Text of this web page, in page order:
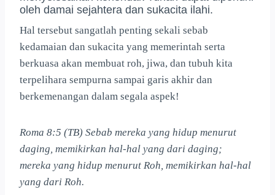
oleh damai sejahtera dan sukacita ilahi.
Hal tersebut sangatlah penting sekali sebab
kedamaian dan sukacita yang memerintah serta
berkuasa akan membuat roh, jiwa, dan tubuh kita
terpelihara sempurna sampai garis akhir dan
berkemenangan dalam segala aspek!
Roma 8:5 (TB) Sebab mereka yang hidup menurut
daging, memikirkan hal-hal yang dari daging;
mereka yang hidup menurut Roh, memikirkan hal-hal
yang dari Roh.